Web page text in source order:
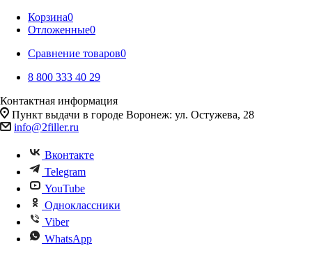
Корзина0
Отложенные0
Сравнение товаров0
8 800 333 40 29
Контактная информация
Пункт выдачи в городе Воронеж: ул. Остужева, 28
info@2filler.ru
Вконтакте
Telegram
YouTube
Одноклассники
Viber
WhatsApp